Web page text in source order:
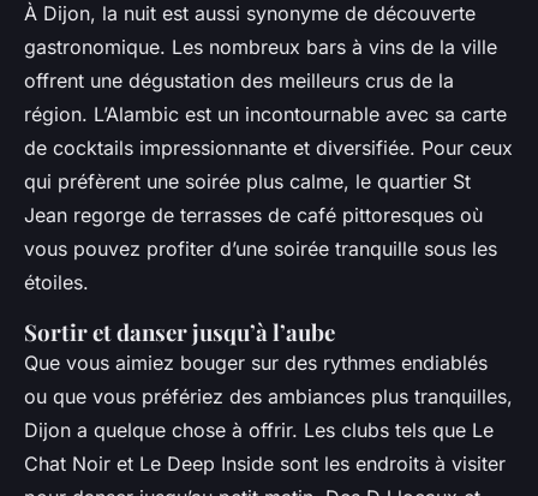
À Dijon, la nuit est aussi synonyme de découverte
gastronomique. Les nombreux bars à vins de la ville
offrent une dégustation des meilleurs crus de la
région. L’Alambic est un incontournable avec sa carte
de cocktails impressionnante et diversifiée. Pour ceux
qui préfèrent une soirée plus calme, le quartier St
Jean regorge de terrasses de café pittoresques où
vous pouvez profiter d’une soirée tranquille sous les
étoiles.
Sortir et danser jusqu’à l’aube
Que vous aimiez bouger sur des rythmes endiablés
ou que vous préfériez des ambiances plus tranquilles,
Dijon a quelque chose à offrir. Les clubs tels que Le
Chat Noir et Le Deep Inside sont les endroits à visiter